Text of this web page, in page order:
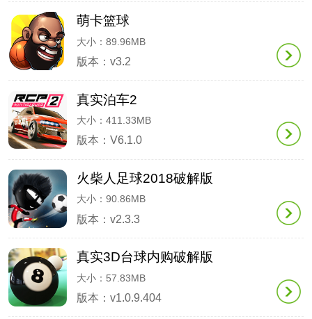
萌卡篮球
大小：89.96MB
版本：v3.2
真实泊车2
大小：411.33MB
版本：V6.1.0
火柴人足球2018破解版
大小：90.86MB
版本：v2.3.3
真实3D台球内购破解版
大小：57.83MB
版本：v1.0.9.404